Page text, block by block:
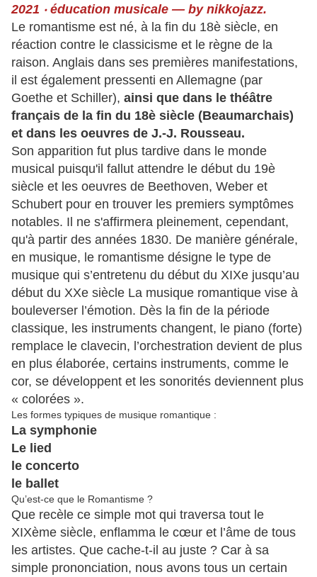
2021 ‧ éducation musicale — by nikkojazz.
Le romantisme est né, à la fin du 18è siècle, en
réaction contre le classicisme et le règne de la
raison. Anglais dans ses premières manifestations,
il est également pressenti en Allemagne (par
Goethe et Schiller), ainsi que dans le théâtre
français de la fin du 18è siècle (Beaumarchais)
et dans les oeuvres de J.-J. Rousseau.
Son apparition fut plus tardive dans le monde
musical puisqu'il fallut attendre le début du 19è
siècle et les oeuvres de Beethoven, Weber et
Schubert pour en trouver les premiers symptômes
notables. Il ne s'affirmera pleinement, cependant,
qu'à partir des années 1830. De manière générale,
en musique, le romantisme désigne le type de
musique qui s’entretenu du début du XIXe jusqu’au
début du XXe siècle La musique romantique vise à
bouleverser l’émotion. Dès la fin de la période
classique, les instruments changent, le piano (forte)
remplace le clavecin, l’orchestration devient de plus
en plus élaborée, certains instruments, comme le
cor, se développent et les sonorités deviennent plus
« colorées ».
Les formes typiques de musique romantique :
La symphonie
Le lied
le concerto
le ballet
Qu’est-ce que le Romantisme ?
Que recèle ce simple mot qui traversa tout le
XIXème siècle, enflamma le cœur et l’âme de tous
les artistes. Que cache-t-il au juste ? Car à sa
simple prononciation, nous avons tous un certain